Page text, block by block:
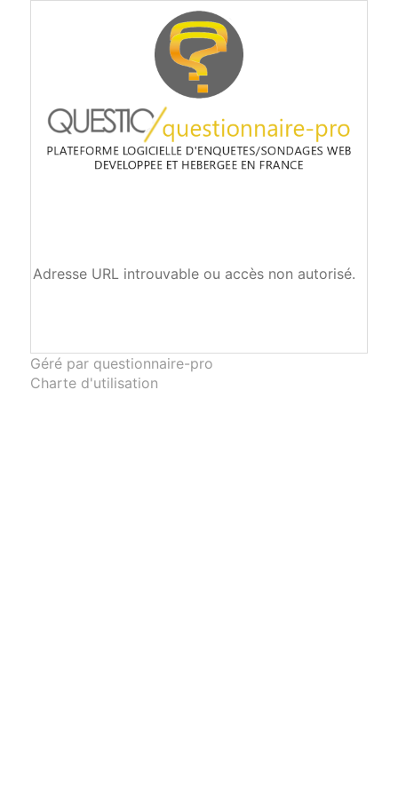
Adresse URL introuvable ou accès non autorisé.
Géré par questionnaire-pro
Charte d'utilisation